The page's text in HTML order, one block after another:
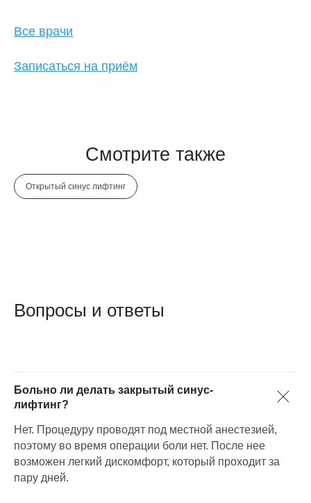
Все врачи
Записаться на приём
Открытый синус лифтинг
Вопросы и ответы
Больно ли делать закрытый синус-
лифтинг?
Нет. Процедуру проводят под местной анестезией,
поэтому во время операции боли нет. После нее
возможен легкий дискомфорт, который проходит за
пару дней.